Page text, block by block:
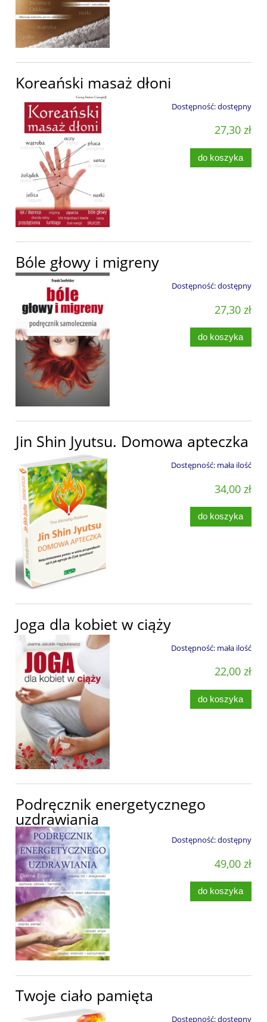
Koreański masaż dłoni
Dostępność:dostępny
27,30 zł
do koszyka
Bóle głowy i migreny
Dostępność:dostępny
27,30 zł
do koszyka
Jin Shin Jyutsu. Domowa apteczka
Dostępność: mała ilość
34,00 zł
do koszyka
Joga dla kobiet w ciąży
Dostępność: mała ilość
22,00 zł
do koszyka
Podręcznik energetycznego
uzdrawiania
Dostępność:dostępny
49,00 zł
do koszyka
Twoje ciało pamięta
Dostępność:dostępny